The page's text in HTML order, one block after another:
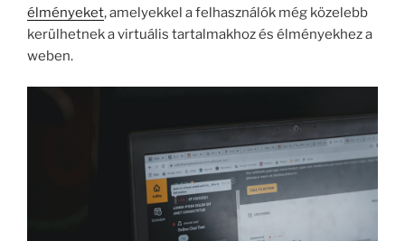
élményeket, amelyekkel a felhasználók még közelebb
kerülhetnek a virtuális tartalmakhoz és élményekhez a
weben.